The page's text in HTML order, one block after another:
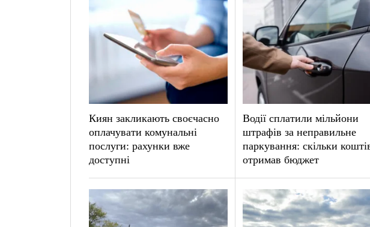
Киян закликають своєчасно
оплачувати комунальні
послуги: рахунки вже
доступні
Водії сплатили мільйони
штрафів за неправильне
паркування: скільки
отримав бюджет